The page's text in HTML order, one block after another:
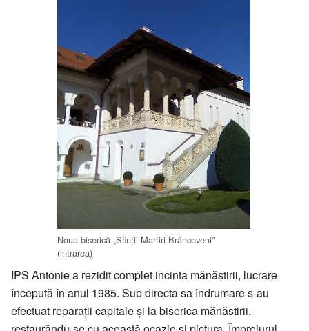
Noua biserică „Sfinții Martiri Brâncoveni”
(intrarea)
IPS Antonie a rezidit complet incinta mănăstirii, lucrare
începută în anul 1985. Sub directa sa îndrumare s-au
efectuat reparații capitale și la biserica mănăstirii,